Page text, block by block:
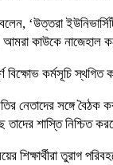
‘উত্তরা
কাউকে নাজেহাল
কর্মসূচি স্থগিত
নেতাদের সঙ্গে
তাদের শাস্তি
শিক্ষার্থীরা